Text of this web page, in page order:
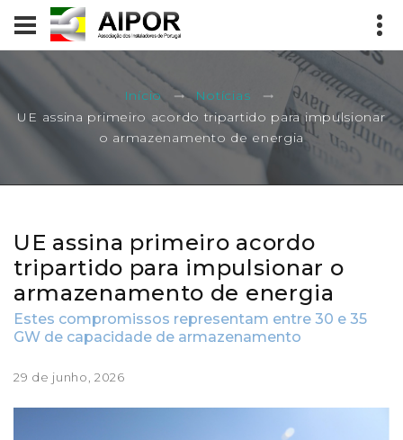
Início
Notícias
UE assina primeiro acordo tripartido para impulsionar
o armazenamento de energia
UE assina primeiro acordo
tripartido para impulsionar o
armazenamento de energia
Estes compromissos representam entre 30 e 35
GW de capacidade de armazenamento
29 de junho, 2026